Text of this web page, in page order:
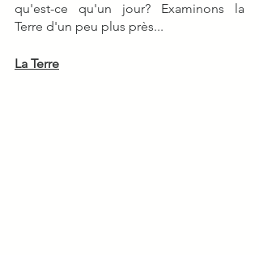
qu'est-ce qu'un jour? Examinons la
Terre d'un peu plus près...
La Terre